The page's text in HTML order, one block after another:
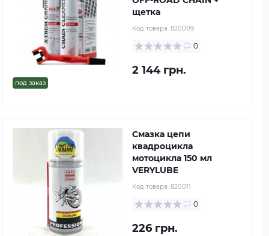
под заказ
щетка
Код товара: 820009
0
2 144 грн.
Смазка цепи
квадроцикла
мотоцикла 150 мл
VERYLUBE
Код товара: 820011
0
226 грн.